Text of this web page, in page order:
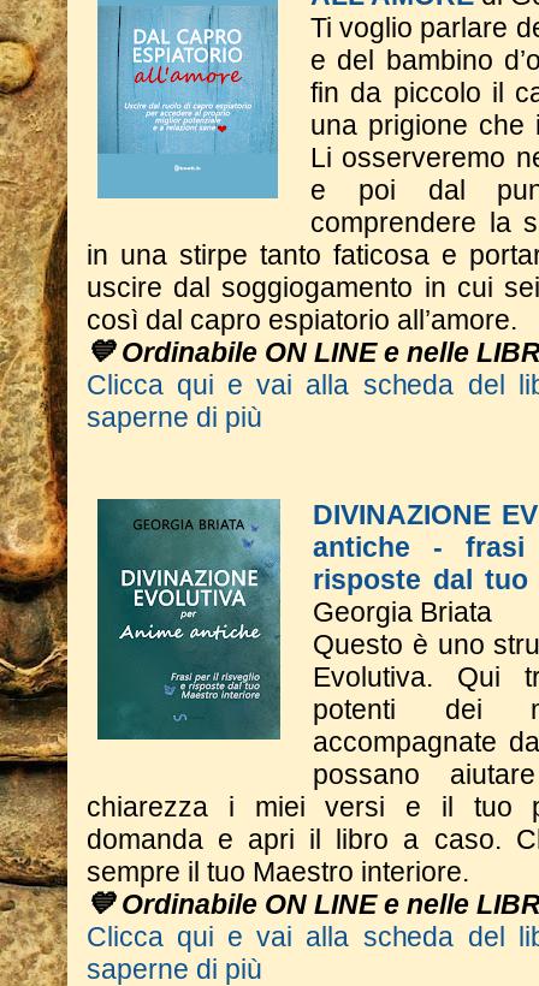
Ti voglio parlare
e del bambino
fin da piccolo il
una prigione che
Li osserveremo
e poi dal
comprendere la
in una stirpe tanto faticosa e
uscire dal soggiogamento in cui
così dal capro espiatorio all’amore.
💙 Ordinabile ON LINE e nelle
Clicca qui e vai alla scheda del
saperne di più
DIVINAZIONE
antiche -
risposte dal tuo
Georgia Briata
Questo è uno
Evolutiva. Qui
potenti dei
accompagnate
possano
chiarezza i miei versi e il tuo
domanda e apri il libro a caso.
sempre il tuo Maestro interiore.
💙 Ordinabile ON LINE e nelle
Clicca qui e vai alla scheda del
saperne di più